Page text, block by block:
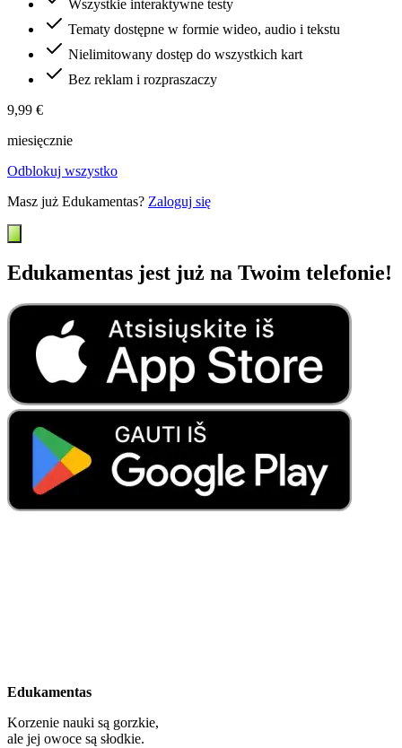
Wszystkie interaktywne testy
Tematy dostępne w formie wideo, audio i tekstu
Nielimitowany dostęp do wszystkich kart
Bez reklam i rozpraszaczy
9,99 €
miesięcznie
Odblokuj wszystko
Masz już Edukamentas? Zaloguj się
Edukamentas jest już na Twoim telefonie!
Edukamentas
Korzenie nauki są gorzkie,
ale jej owoce są słodkie.